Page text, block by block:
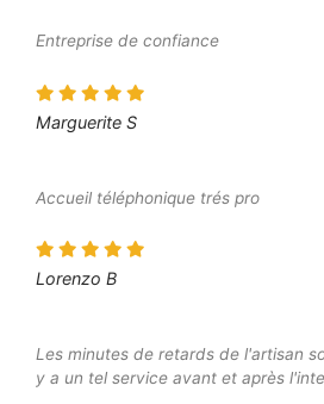
Entreprise de confiance
Marguerite S
Accueil téléphonique trés pro
Lorenzo B
Les minutes de retards de l'artisan
y a un tel service avant et après